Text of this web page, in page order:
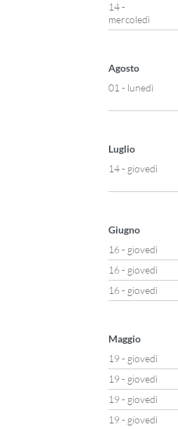
14 -
mercoledì
Agosto
01 - lunedì
Luglio
14 - giovedì
Giugno
16 - giovedì
16 - giovedì
16 - giovedì
Maggio
19 - giovedì
19 - giovedì
19 - giovedì
19 - giovedì